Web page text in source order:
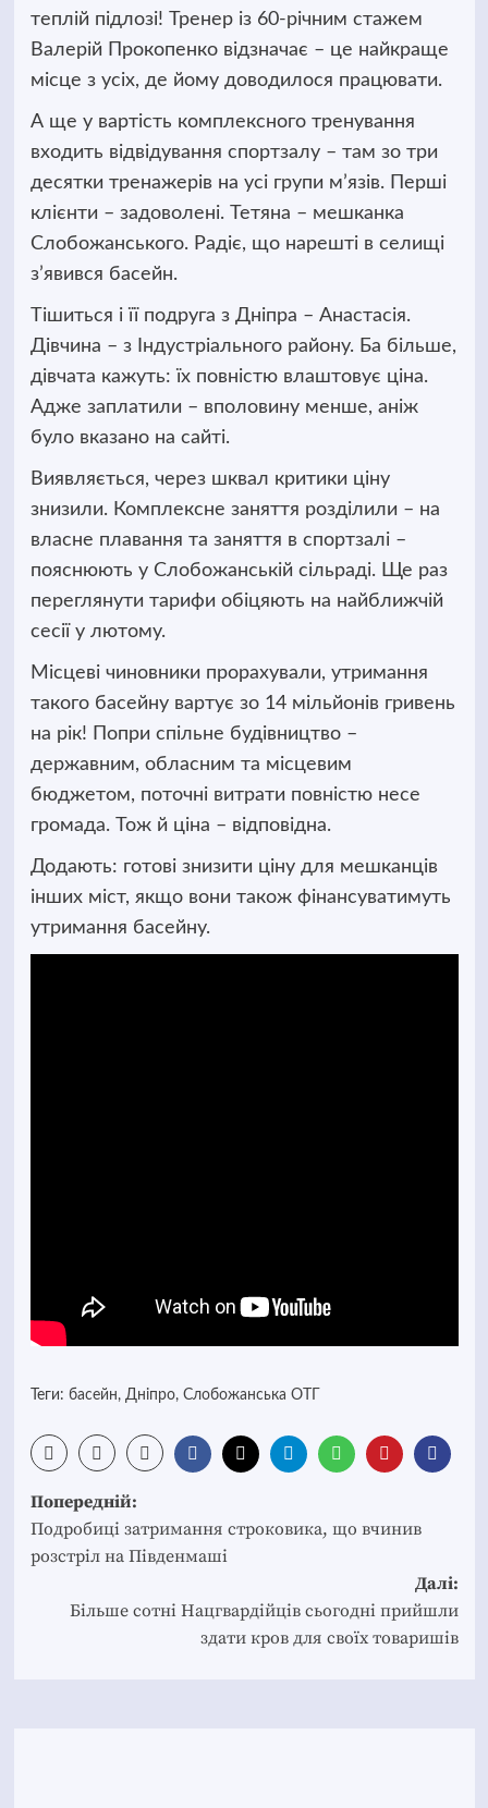
теплій підлозі! Тренер із 60-річним стажем
Валерій Прокопенко відзначає – це найкраще
місце з усіх, де йому доводилося працювати.
А ще у вартість комплексного тренування
входить відвідування спортзалу – там зо три
десятки тренажерів на усі групи м’язів. Перші
клієнти – задоволені. Тетяна – мешканка
Слобожанського. Радіє, що нарешті в селищі
з’явився басейн.
Тішиться і її подруга з Дніпра – Анастасія.
Дівчина – з Індустріального району. Ба більше,
дівчата кажуть: їх повністю влаштовує ціна.
Адже заплатили – вполовину менше, аніж
було вказано на сайті.
Виявляється, через шквал критики ціну
знизили. Комплексне заняття розділили – на
власне плавання та заняття в спортзалі –
пояснюють у Слобожанській сільраді. Ще раз
переглянути тарифи обіцяють на найближчій
сесії у лютому.
Місцеві чиновники прорахували, утримання
такого басейну вартує зо 14 мільйонів гривень
на рік! Попри спільне будівництво –
державним, обласним та місцевим
бюджетом, поточні витрати повністю несе
громада. Тож й ціна – відповідна.
Додають: готові знизити ціну для мешканців
інших міст, якщо вони також фінансуватимуть
утримання басейну.
Теги: басейн, Дніпро, Слобожанська ОТГ
Post
navigation
Попередній:
Подробиці затримання строковика, що вчинив
розстріл на Південмаші
Далі:
Більше сотні Нацгвардійців сьогодні прийшли
здати кров для своїх товаришів